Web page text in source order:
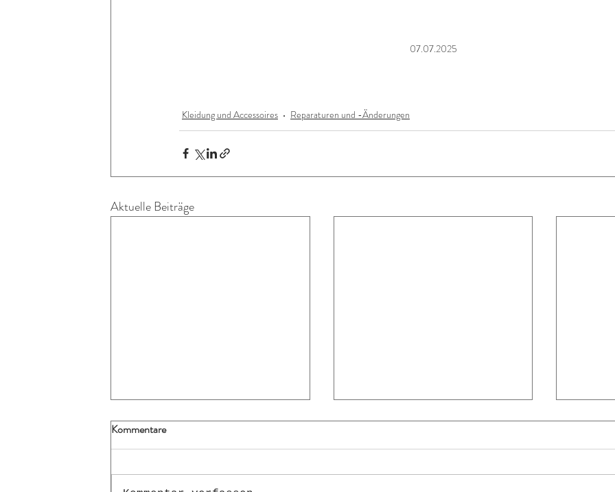
07.07.2025
Kleidung und Accessoires Reparaturen und -Änderungen
Aktuelle Beiträge
Kommentare